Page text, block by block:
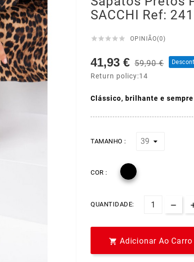
SACCHI Ref:
     OPINIÃO(0)
41,93 € 59,90 €
Return policy:14
Clássico, brilhante e
TAMANHO :
COR :
QUANTIDADE:
 Adicionar Ao Carro